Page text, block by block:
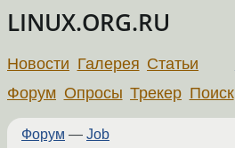
LINUX.ORG.RU
Новости Галерея Статьи
Форум Опросы Трекер Поиск
Форум — Job